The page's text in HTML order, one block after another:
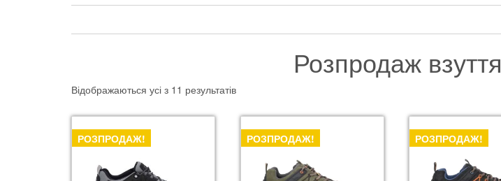
Розпродаж взуття
Відображаються усі з 11 результатів
РОЗПРОДАЖ! РОЗПРОДАЖ! РОЗПРОДАЖ!